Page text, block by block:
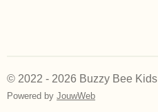
© 2022 - 2026 Buzzy Bee Kids
Powered by JouwWeb